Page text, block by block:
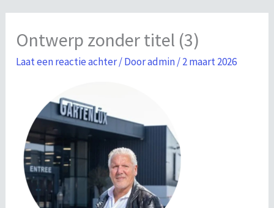
Ontwerp zonder titel (3)
Laat een reactie achter/ Dooradmin/2 maart 2026